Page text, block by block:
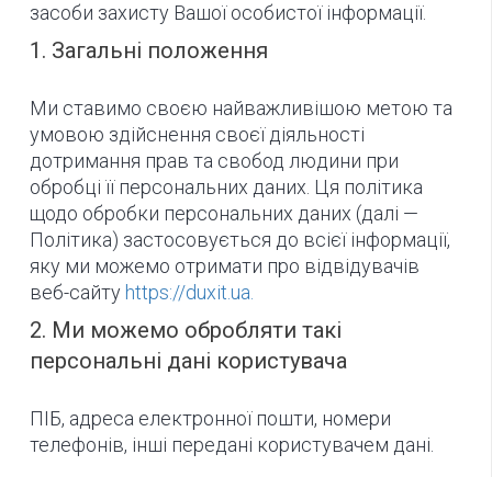
засоби захисту Вашої особистої інформації.
1. Загальні положення
Ми ставимо своєю найважливішою метою та
умовою здійснення своєї діяльності
дотримання прав та свобод людини при
обробці її персональних даних. Ця політика
щодо обробки персональних даних (далі —
Політика) застосовується до всієї інформації,
яку ми можемо отримати про відвідувачів
веб-сайту https://duxit.ua.
2. Ми можемо обробляти такі
персональні дані користувача
ПІБ, адреса електронної пошти, номери
телефонів, інші передані користувачем дані.